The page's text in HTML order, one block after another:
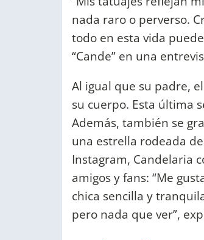
nada raro o perverso.
todo en esta vida
“Cande” en una
Al igual que su padre,
su cuerpo. Esta última
Además, también se
una estrella rodeada
Instagram, Candelaria
amigos y fans: “Me
chica sencilla y
pero nada que ver”,